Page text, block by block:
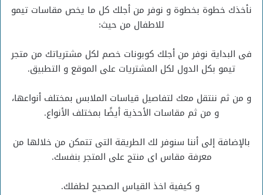
نأخذك خطوة بخطوة و نوفر من أجلك كل ما يخص مقاسات تيمو
للاطفال من حيث:
فى البداية نوفر من أجلك كوبونات خصم لكل مشترياتك من متجر
تيمو بكل الدول لكل المشتريات على الموقع و التطبيق.
و من ثم ننتقل معك لتفاصيل قياسات الملابس بمختلف أنواعها،
و من ثم مقاسات الأحذية أيضًا بمختلف الأنواع.
بالإضافة إلى أننا سنوفر لك الطريقة التى تتمكن من خلالها من
معرفة مقاس اى منتج على المتجر بنفسك.
و كيفية اخذ القياس الصحيح لطفلك.